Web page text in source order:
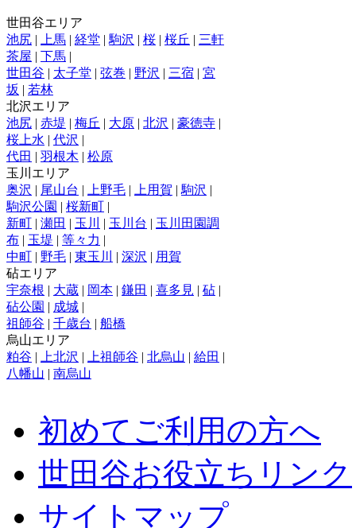
世田谷エリア
池尻 | 上馬 | 経堂 | 駒沢 | 桜 | 桜丘 | 三軒
茶屋 | 下馬 |
世田谷 | 太子堂 | 弦巻 | 野沢 | 三宿 | 宮
坂 | 若林
北沢エリア
池尻 | 赤堤 | 梅丘 | 大原 | 北沢 | 豪徳寺 |
桜上水 | 代沢 |
代田 | 羽根木 | 松原
玉川エリア
奥沢 | 尾山台 | 上野毛 | 上用賀 | 駒沢 |
駒沢公園 | 桜新町 |
新町 | 瀬田 | 玉川 | 玉川台 | 玉川田園調
布 | 玉堤 | 等々力 |
中町 | 野毛 | 東玉川 | 深沢 | 用賀
砧エリア
宇奈根 | 大蔵 | 岡本 | 鎌田 | 喜多見 | 砧 |
砧公園 | 成城 |
祖師谷 | 千歳台 | 船橋
烏山エリア
粕谷 | 上北沢 | 上祖師谷 | 北烏山 | 給田 |
八幡山 | 南烏山
初めてご利用の方へ
世田谷お役立ちリンク
サイトマップ